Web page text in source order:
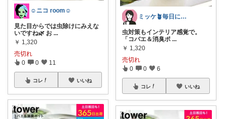
☺ニコ room☺
見た目からでは虫除けにみえな
いですね🌿 お ...
￥ 1,320
売切れ
0 0 11
コレ いいね
ミッケ🪴毎日に"ちょっとイイ"を
虫対策もインテリア感覚で。
「コバエ＆消臭ポ ...
￥ 1,320
売切れ
0 0 6
コレ いいね